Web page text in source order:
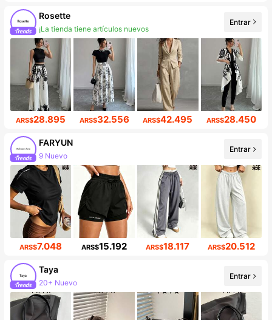
Rosette
¡La tienda tiene artículos nuevos
Entrar
ARS$28.895 ARS$32.556 ARS$42.495 ARS$28.450
FARYUN
9 Nuevo
Entrar
ARS$7.048 ARS$15.192 ARS$18.117 ARS$20.512
Taya
20+ Nuevo
Incremento de seguidores de 43%
Entrar